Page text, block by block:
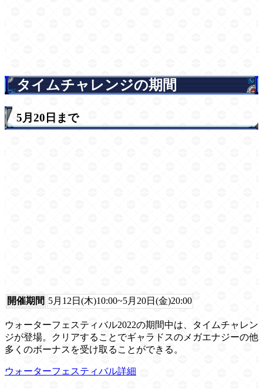
タイムチャレンジの期間
5月20日まで
開催期間 5月12日(木)10:00~5月20日(金)20:00
ウォーターフェスティバル2022の期間中は、タイムチャレン
ジが登場。クリアすることでギャラドスのメガエナジーの他
多くのボーナスを受け取ることができる。
ウォーターフェスティバル詳細